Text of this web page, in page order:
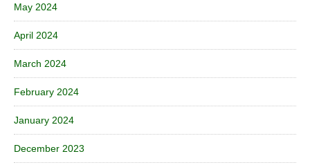
May 2024
April 2024
March 2024
February 2024
January 2024
December 2023